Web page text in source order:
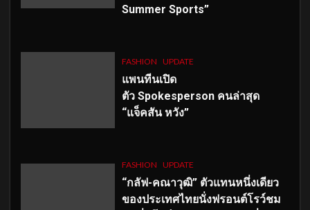
Summer Sports”
FASHION UPDATE
แพนทีนเปิด
ตัว Spokesperson คนล่าสุด
“แจ็คสัน หวัง”
FASHION UPDATE
“กลัฟ-คณาวุฒิ” ตัวแทนหนึ่งเดียว
ของประเทศไทยนั่งฟรอนต์โรว์ชม